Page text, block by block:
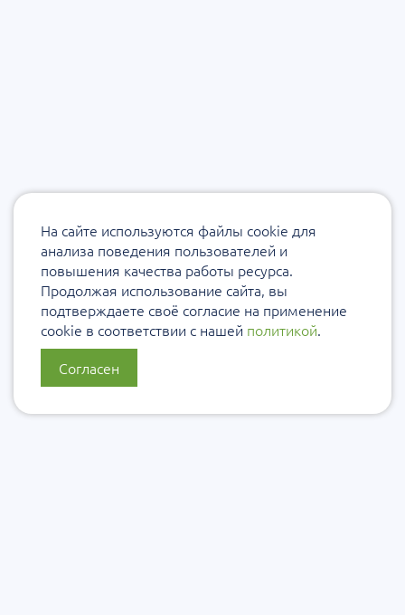
На сайте используются файлы cookie для
анализа поведения пользователей и
повышения качества работы ресурса.
Продолжая использование сайта, вы
подтверждаете своё согласие на применение
cookie в соответствии с нашей политикой.
Согласен